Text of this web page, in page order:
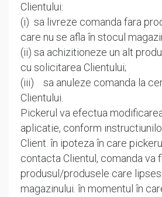
Clientului:
(i) sa livreze comanda fara
care nu se afla în stocul
(ii) sa achizitioneze un alt
cu solicitarea Clientului;
(iii) sa anuleze comanda la
Clientului.
Pickerul va efectua
aplicatie, conform
Client. în ipoteza în care
contacta Clientul, comanda va
produsul/produsele care
magazinului. în momentul în